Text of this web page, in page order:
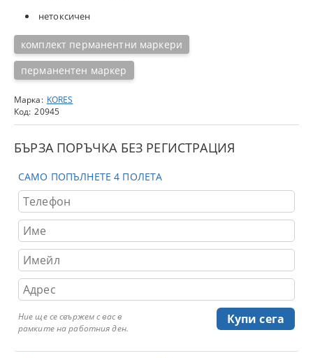
нетоксичен
комплект перманентни маркери
перманентен маркер
Марка: KORES
Код: 20945
БЪРЗА ПОРЪЧКА БЕЗ РЕГИСТРАЦИЯ
САМО ПОПЪЛНЕТЕ 4 ПОЛЕТА
Ние ще се свържем с вас в
рамките на работния ден.